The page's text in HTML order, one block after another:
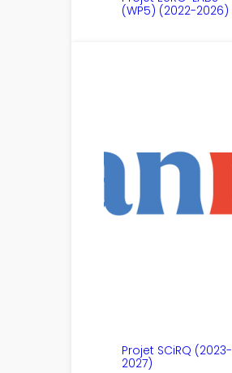
(WP5) (2022-2026)
Projet SCiRQ (2023-
2027)